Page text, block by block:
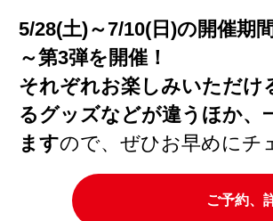
5/28(土)～7/10(日)の開催期
～第3弾を開催！
それぞれお楽しみいただけ
るグッズなどが違うほか、
ますので、ぜひお早めにチ
ご予約、